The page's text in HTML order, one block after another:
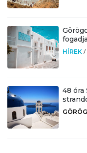
HÍREK /
48 óra